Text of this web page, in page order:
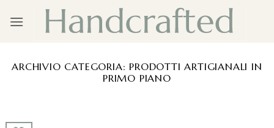
contenuti
ARCHIVIO CATEGORIA:PRODOTTI ARTIGIANALI IN
PRIMO PIANO